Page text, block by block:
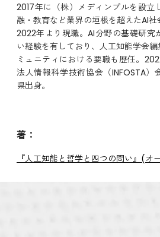
2017年に（株）メディンプルを設立
融・教育など業界の垣根を超えたAI社
2022年より現職。AI分野の基礎研究
い経験を有しており、人工知能学会
ミュニティにおける要職も歴任。
法人情報科学技術協会（INFOSTA）
県出身。
著：
『人工知能と哲学と四つの問い』(オ